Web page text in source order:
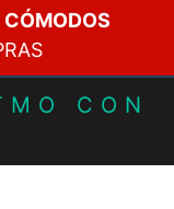
CÓMODOS
CON